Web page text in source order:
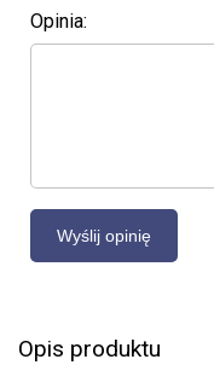
Opinia:
Opis produktu